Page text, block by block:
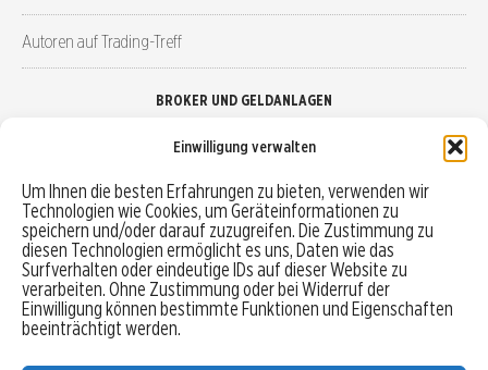
Einwilligung verwalten
Um Ihnen die besten Erfahrungen zu bieten, verwenden wir
Technologien wie Cookies, um Geräteinformationen zu
speichern und/oder darauf zuzugreifen. Die Zustimmung zu
diesen Technologien ermöglicht es uns, Daten wie das
Surfverhalten oder eindeutige IDs auf dieser Website zu
verarbeiten. Ohne Zustimmung oder bei Widerruf der
Einwilligung können bestimmte Funktionen und Eigenschaften
beeinträchtigt werden.
Autoren auf Trading-Treff
BROKER UND GELDANLAGEN
Robo-Advisor vergleichen
Depotvergleich
Festgeld vergleichen